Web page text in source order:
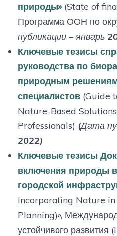
природы»(State of
Программа ООН по
публикации – январь
Ключевые тезисы
руководства по
природным
специалистов(Guide
Nature-Based
Professionals) (Дата
2022)
Ключевые тезисы
включения природы
городской
Incorporating Nature
Planning)»,
устойчивого развития